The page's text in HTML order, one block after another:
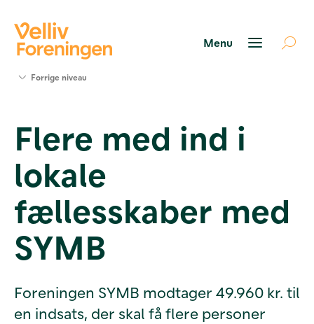
Værktøjer
og viden
Om Velliv
Foreningen
os
Forrige niveau
Flere med ind i
lokale
fællesskaber med
SYMB
Foreningen SYMB modtager 49.960 kr. til
en indsats, der skal få flere personer